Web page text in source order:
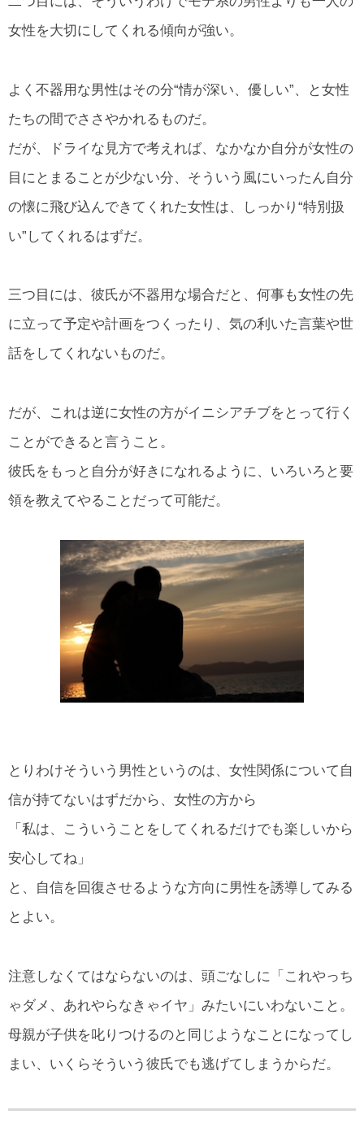
女性を大切にしてくれる傾向が強い。
よく不器用な男性はその分“情が深い、優しい”、と女性
たちの間でささやかれるものだ。
だが、ドライな見方で考えれば、なかなか自分が女性の
目にとまることが少ない分、そういう風にいったん自分
の懐に飛び込んできてくれた女性は、しっかり“特別扱
い”してくれるはずだ。
三つ目には、彼氏が不器用な場合だと、何事も女性の先
に立って予定や計画をつくったり、気の利いた言葉や世
話をしてくれないものだ。
だが、これは逆に女性の方がイニシアチブをとって行く
ことができると言うこと。
彼氏をもっと自分が好きになれるように、いろいろと要
領を教えてやることだって可能だ。
とりわけそういう男性というのは、女性関係について自
信が持てないはずだから、女性の方から
「私は、こういうことをしてくれるだけでも楽しいから
安心してね」
と、自信を回復させるような方向に男性を誘導してみる
とよい。
注意しなくてはならないのは、頭ごなしに「これやっち
ゃダメ、あれやらなきゃイヤ」みたいにいわないこと。
母親が子供を叱りつけるのと同じようなことになってし
まい、いくらそういう彼氏でも逃げてしまうからだ。